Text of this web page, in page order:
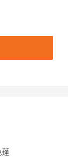
蓬